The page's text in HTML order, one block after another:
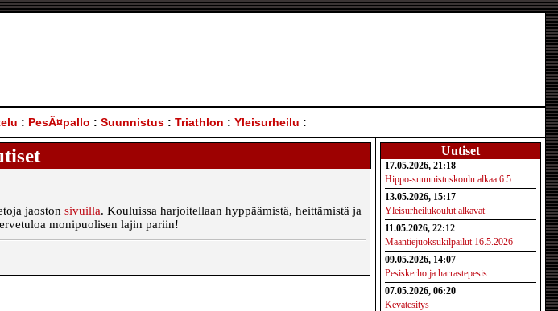
: PesÃ¤pallo : Suunnistus : Triathlon : Yleisurheilu :
jaoston sivuilla. Kouluissa harjoitellaan hyppäämistä, heittämistä ja
monipuolisen lajin pariin!
Uutiset
17.05.2026, 21:18
Hippo-suunnistuskoulu alkaa 6.5.
13.05.2026, 15:17
Yleisurheilukoulut alkavat
11.05.2026, 22:12
Maantiejuoksukilpailut 16.5.2026
09.05.2026, 14:07
Pesiskerho ja harrastepesis
07.05.2026, 06:20
Kevatesitys